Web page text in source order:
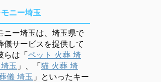
ニー埼玉
ニー埼玉は、埼玉県で
儀サービスを提供して
らは「ペット 火葬 埼
玉 」、「猫 火葬 埼
儀 埼玉 」といったキー